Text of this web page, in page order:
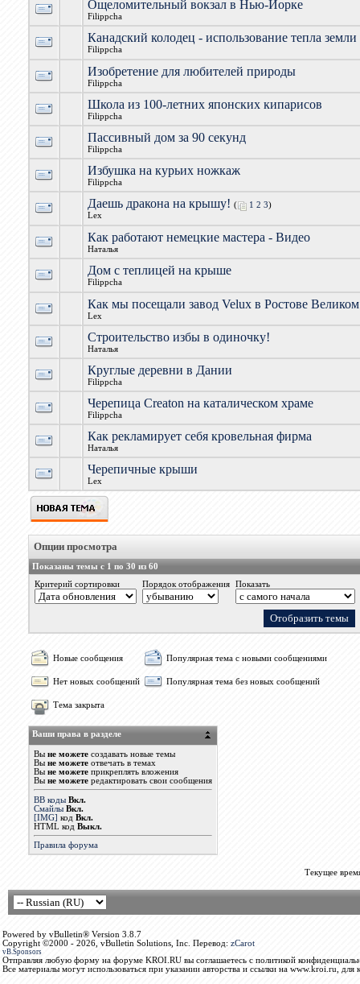
Ощеломительный вокзал в Нью-Йорке
Filippcha
Канадский колодец - использование тепла
Filippcha
Изобретение для любителей природы
Filippcha
Школа из 100-летних японских кипарисов
Filippcha
Пассивный дом за 90 секунд
Filippcha
Избушка на курьих ножкаж
Filippcha
Даешь дракона на крышу! ( 1 2 3)
Lex
Как работают немецкие мастера - Видео
Наталья
Дом с теплицей на крыше
Filippcha
Как мы посещали завод Velux в Ростове Великом
Lex
Строительство избы в одиночку!
Наталья
Круглые деревни в Дании
Filippcha
Черепица Creaton на каталическом храме
Filippcha
Как рекламирует себя кровельная фирма
Наталья
Черепичные крыши
Lex
Опции просмотра
Показаны темы с 1 по 30 из 60
Критерий сортировки
Порядок отображения Показать
Новые сообщения Популярная тема с новыми сообщениями
Нет новых сообщений Популярная тема без новых сообщений
Тема закрыта
Ваши права в разделе
Вы не можетесоздавать новые темы
Вы не можетеотвечать в темах
Вы не можетеприкреплять вложения
Вы не можетередактировать свои сообщения
BB коды Вкл.
Смайлы Вкл.
[IMG] код Вкл.
HTML код Выкл.
Правила форума
Текущее
Powered by vBulletin® Version 3.8.7
Copyright ©2000 - 2026, vBulletin Solutions, Inc. Перевод: zCarot
vB.Sponsors
Отправляя любую форму на форуме KROI.RU вы соглашаетесь с политикой
Все материалы могут использоваться при указании авторства и ссылки на www.kroi.ru, для